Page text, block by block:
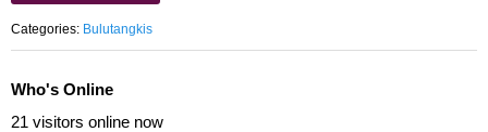
Categories: Bulutangkis
Who's Online
21 visitors online now